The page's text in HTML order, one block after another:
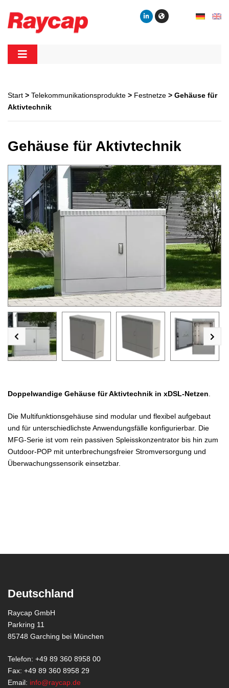
content
Start > Telekommunikationsprodukte > Festnetze > Gehäuse für
Aktivtechnik
Gehäuse für Aktivtechnik
Doppelwandige Gehäuse für Aktivtechnik in xDSL-Netzen
Die Multifunktionsgehäuse sind modular und flexibel aufgebaut
und für unterschiedlichste Anwendungsfälle konfigurierbar. Die
MFG-Serie ist vom rein passiven Spleisskonzentrator bis hin zum
Outdoor-POP mit unterbrechungsfreier Stromversorgung und
Überwachungssensorik einsetzbar.
Deutschland
Raycap GmbH
Parkring 11
85748 Garching bei München
Telefon: +49 89 360 8958 00
Fax: +49 89 360 8958 29
Email: info@raycap.de